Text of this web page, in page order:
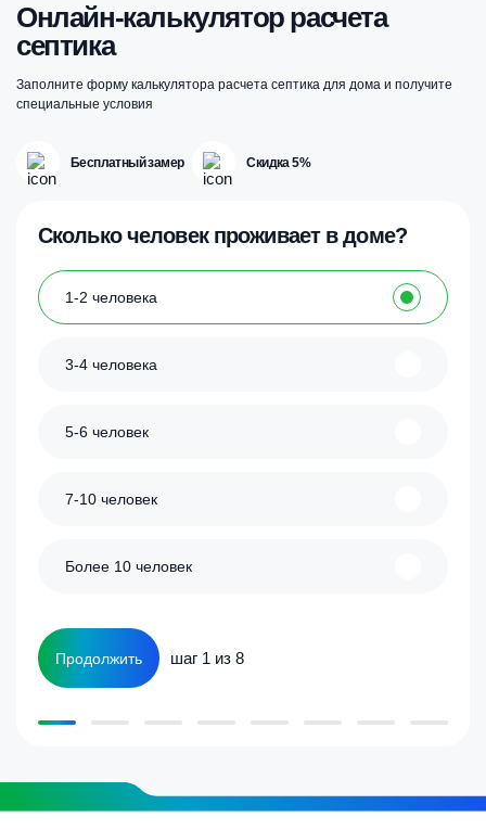
Онлайн-калькулятор расчета
септика
Заполните форму калькулятора расчета септика для дома и получите
специальные условия
Бесплатный замер Скидка 5%
Сколько человек проживает в доме?
1-2 человека
3-4 человека
5-6 человек
7-10 человек
Более 10 человек
Продолжить шаг 1 из 8